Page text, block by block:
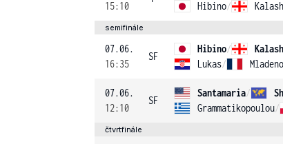
15:10
Hibino/
semifinále
07.06.
16:35
SF
Hibino/
Lukas/
07.06.
12:10
SF
Santamaria/
Grammatikopoulou/
čtvrtfinále